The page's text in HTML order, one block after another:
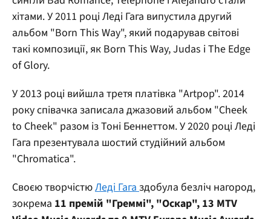
хітами. У 2011 році Леді Гага випустила другий
альбом "Born This Way", який подарував світові
такі композиції, як Born This Way, Judas і The Edge
of Glory.
У 2013 році вийшла третя платівка "Artpop". 2014
року співачка записала джазовий альбом "Cheek
to Cheek" разом із Тоні Беннеттом. У 2020 році Леді
Гага презентувала шостий студійний альбом
"Chromatica".
Своєю творчістюЛеді Гагаздобула безліч нагород,
зокрема 11 премій "Греммі", "Оскар", 13 MTV